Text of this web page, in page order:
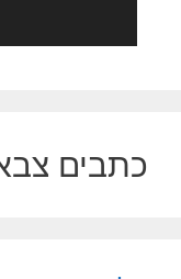
כתבים